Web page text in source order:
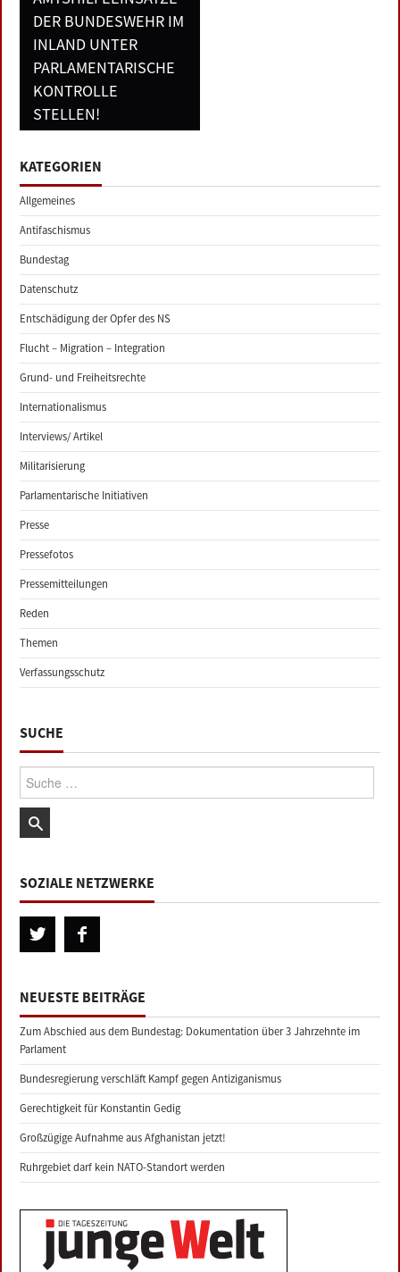
DER BUNDESWEHR IM
INLAND UNTER
PARLAMENTARISCHE
KONTROLLE
STELLEN!
KATEGORIEN
Allgemeines
Antifaschismus
Bundestag
Datenschutz
Entschädigung der Opfer des NS
Flucht – Migration – Integration
Grund- und Freiheitsrechte
Internationalismus
Interviews/ Artikel
Militarisierung
Parlamentarische Initiativen
Presse
Pressefotos
Pressemitteilungen
Reden
Themen
Verfassungsschutz
SUCHE
Suche:
SOZIALE NETZWERKE
NEUESTE BEITRÄGE
Zum Abschied aus dem Bundestag: Dokumentation über 3 Jahrzehnte im
Parlament
Bundesregierung verschläft Kampf gegen Antiziganismus
Gerechtigkeit für Konstantin Gedig
Großzügige Aufnahme aus Afghanistan jetzt!
Ruhrgebiet darf kein NATO-Standort werden